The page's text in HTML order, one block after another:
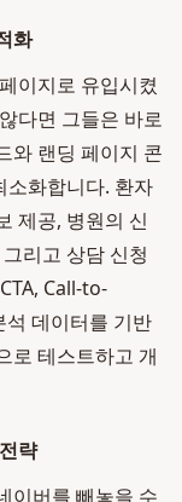
화
이지로 유입시켰
다면 그들은 바로
와 랜딩 페이지 콘
소화합니다. 환자
제공, 병원의 신
리고 상담 신청
Call-to-
데이터를 기반
로 테스트하고 개
략
이버를 빼놓을 수